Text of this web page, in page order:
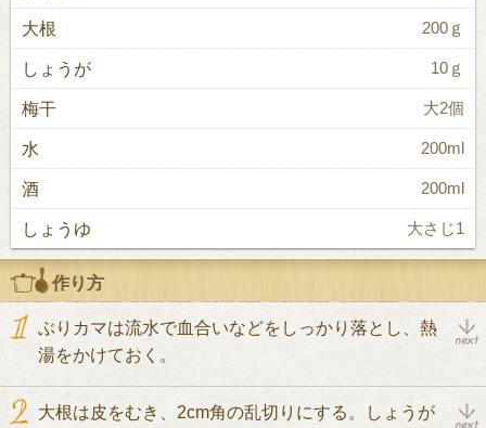
大根 200ｇ
しょうが 10ｇ
梅干 大2個
水 200ml
酒 200ml
しょうゆ 大さじ1
作り方
ぶりカマは流水で血合いなどをしっかり落とし、熱
湯をかけておく。
大根は皮をむき、2cm角の乱切りにする。しょうが